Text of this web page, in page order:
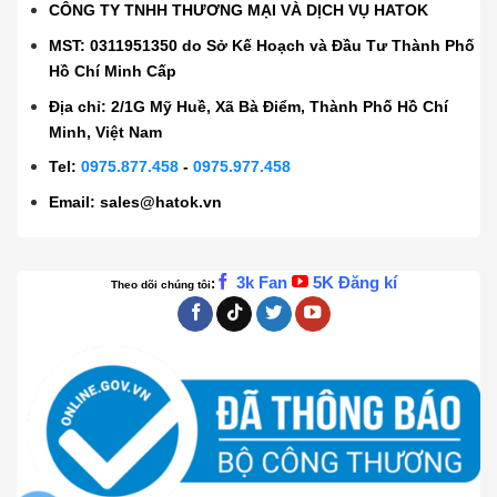
CÔNG TY TNHH THƯƠNG MẠI VÀ DỊCH VỤ HATOK
MST: 0311951350 do Sở Kế Hoạch và Đầu Tư Thành Phố
Hồ Chí Minh Cấp
Địa chỉ: 2/1G Mỹ Huề, Xã Bà Điểm, Thành Phố Hồ Chí
Minh, Việt Nam
Tel:0975.877.458 -0975.977.458
Email:sales@hatok.vn
Theo dõi chúng tôi: 3k Fan 5K Đăng kí